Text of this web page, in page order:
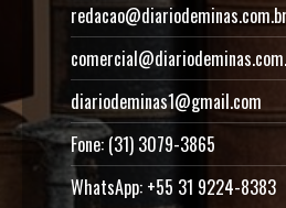
redacao@diariodeminas.com.br
diariodeminas1@gmail.com
Fone: (31) 3079-3865
WhatsApp: +55 31 9224-8383